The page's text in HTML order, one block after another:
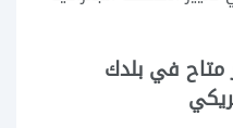
متاح في بلدك